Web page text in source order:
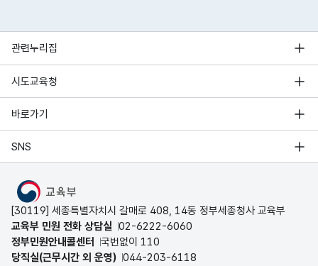
관련누리집
시도교육청
바로가기
SNS
MOE
[30119] 세종특별자치시 갈매로 408, 14동 정부세종청사 교육부
교육부 민원 전화 상담실 02-6222-6060
정부민원안내콜센터
국번없이 110
당직실(근무시간 외 운영) 044-203-6118